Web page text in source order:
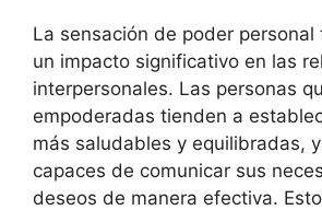
La sensación de poder personal
un impacto significativo en las
interpersonales. Las personas
empoderadas tienden a
más saludables y equilibradas,
capaces de comunicar sus
deseos de manera efectiva.